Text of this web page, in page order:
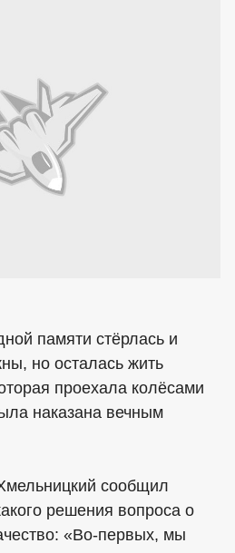
памяти стёрлась и
но осталась жить
проехала колёсами
наказана вечным
сообщил
решения вопроса о
«Во-первых, мы